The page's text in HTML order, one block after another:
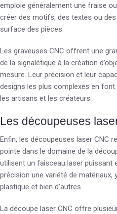
emploie généralement une fraise
créer des motifs, des textes ou
surface des pièces.
Les graveuses CNC offrent une
de la signalétique à la création
mesure. Leur précision et leur
designs les plus complexes en
les artisans et les créateurs.
Les découpeuses
Enfin, les découpeuses laser CNC
pointe dans le domaine de la
utilisent un faisceau laser puissant
précision une variété de matériaux,
plastique et bien d’autres.
La découpe laser CNC offre